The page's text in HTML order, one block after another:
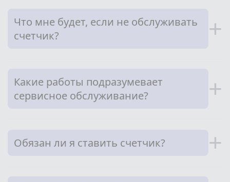
Что мне будет, если не обслуживать
счетчик?
+
Какие работы подразумевает
сервисное обслуживание?
+
Обязан ли я ставить счетчик? +